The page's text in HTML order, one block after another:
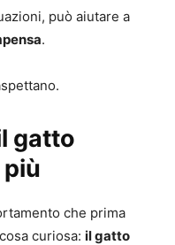
può aiutare a
.
gatto
che prima
curiosa: il gatto